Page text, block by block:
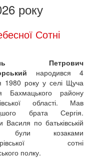
року
Сотні
Петрович
народився 4
1980 року у селі Щуча
Бахмацького району
області. Мав
брата Сергія.
Василя по батьківській
були козаками
сотні
полку.